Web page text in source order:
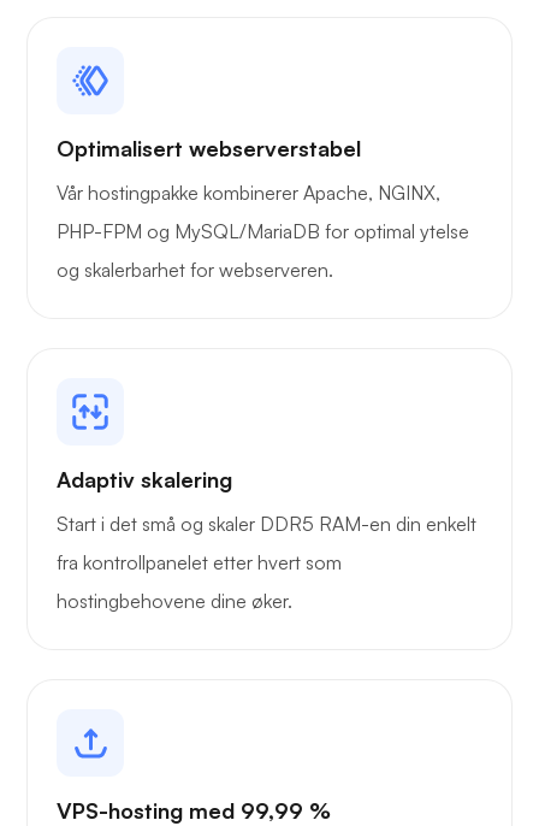
Optimalisert webserverstabel
Vår hostingpakke kombinerer Apache, NGINX,
PHP-FPM og MySQL/MariaDB for optimal ytelse
og skalerbarhet for webserveren.
Adaptiv skalering
Start i det små og skaler DDR5 RAM-en din enkelt
fra kontrollpanelet etter hvert som
hostingbehovene dine øker.
VPS-hosting med 99,99 %